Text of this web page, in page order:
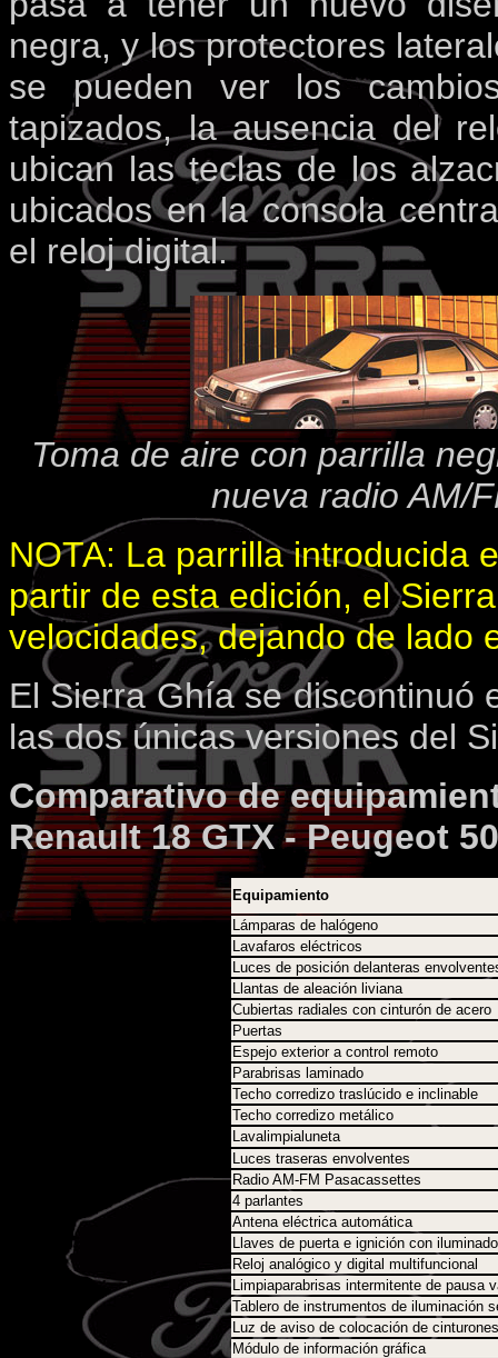
negra, y los protectores
se pueden ver los
tapizados, la ausencia del
ubican las teclas de los
ubicados en la consola
el reloj digital.
Toma de aire con parrilla
nueva radio AM/
NOTA: La parrilla introducida
partir de esta edición, el
velocidades, dejando de lado
El Sierra Ghía se discontinuó
las dos únicas versiones del
Comparativo de
Renault 18 GTX - Peugeot
Equipamiento
Lámparas de halógeno
Lavafaros eléctricos
Luces de posición delanteras
Llantas de aleación liviana
Cubiertas radiales con cinturón de acero
Puertas
Espejo exterior a control remoto
Parabrisas laminado
Techo corredizo traslúcido e inclinable
Techo corredizo metálico
Lavalimpialuneta
Luces traseras envolventes
Radio AM-FM Pasacassettes
4 parlantes
Antena eléctrica automática
Llaves de puerta e ignición con
Reloj analógico y digital multifuncional
Limpiaparabrisas intermitente de pausa
Tablero de instrumentos de iluminación
Luz de aviso de colocación de
Módulo de información gráfica